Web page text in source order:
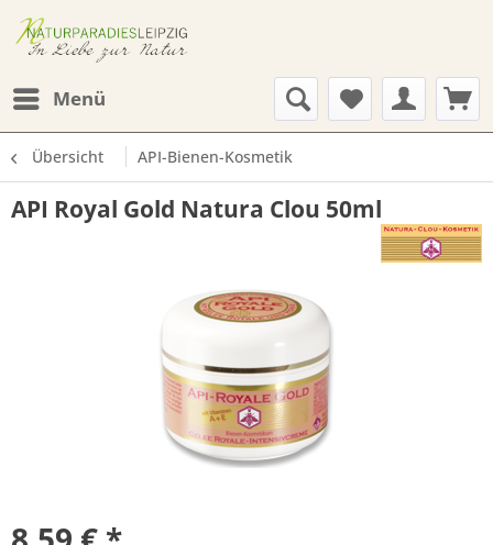
Menü
Übersicht API-Bienen-Kosmetik
API Royal Gold Natura Clou 50ml